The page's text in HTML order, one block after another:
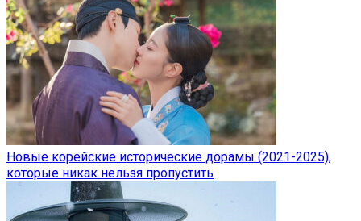
Новые корейские исторические дорамы (2021-2025),
которые никак нельзя пропустить